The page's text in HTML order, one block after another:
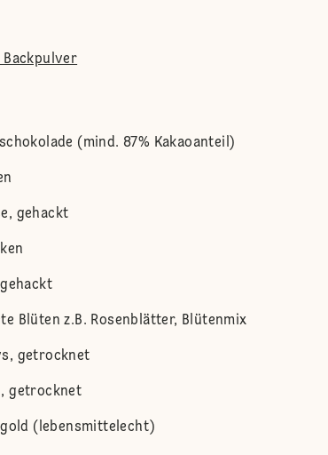
Backpulver
(mind. 87% Kakaoanteil)
gehackt
Blüten z.B. Rosenblätter, Blütenmix
getrocknet
getrocknet
(lebensmittelecht)